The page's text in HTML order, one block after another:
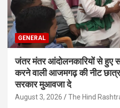
GENERAL
जंतर मंतर आंदोलनकारियों से हुए
करने वाली आजमगढ़ की नीट
सरकार मुआवजा दे
August 3, 2026 The Hind